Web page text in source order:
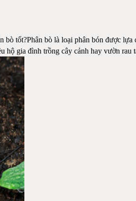
tốt?Phân bò là loại phân bón được
hộ gia đình trồng cây cảnh hay vườn rau